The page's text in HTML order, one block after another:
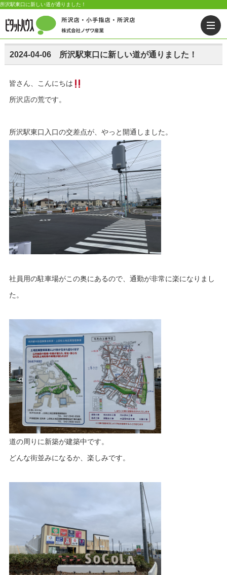
所沢駅東口に新しい道が通りました！
2024-04-06 所沢駅東口に新しい道が通りました！
皆さん、こんにちは
所沢店の荒です。
所沢駅東口入口の交差点が、やっと開通しました。
社員用の駐車場がこの奥にあるので、通勤が非常に楽になりまし
た。
道の周りに新築が建築中です。
どんな街並みになるか、楽しみです。